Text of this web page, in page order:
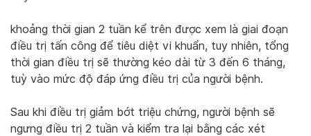
khoảng thời gian 2 tuần kể trên được xem là giai đoạn
điều trị tấn công để tiêu diệt vi khuẩn, tuy nhiên, tổng
thời gian điều trị sẽ thường kéo dài từ 3 đến 6 tháng,
tuỳ vào mức độ đáp ứng điều trị của người bệnh.
Sau khi điều trị giảm bớt triệu chứng, người bệnh sẽ
ngưng điều trị 2 tuần và kiểm tra lại bằng các xét